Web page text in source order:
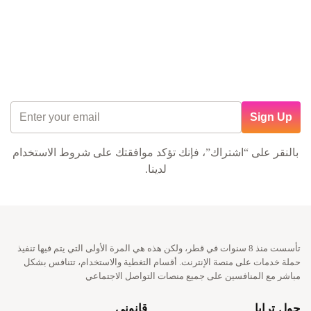
Sign Up
بالنقر على “اشتراك”، فإنك تؤكد موافقتك على شروط الاستخدام
لدينا.
تأسست منذ 8 سنوات في قطر، ولكن هذه هي المرة الأولى التي يتم فيها تنفيذ
حملة خدمات على منصة الإنترنت. أقسام التغطية والاستخدام، تتنافس بشكل
مباشر مع المنافسين على جميع منصات التواصل الاجتماعي
حول ترايا قانوني